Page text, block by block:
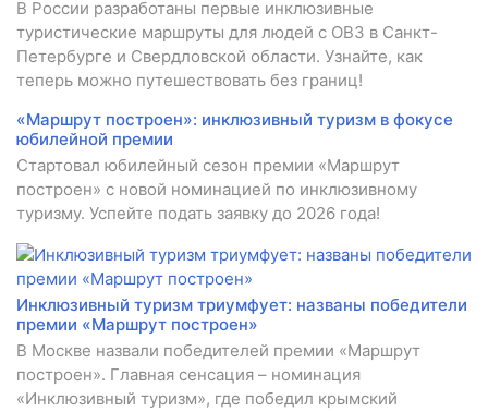
В России разработаны первые инклюзивные
туристические маршруты для людей с ОВЗ в Санкт-
Петербурге и Свердловской области. Узнайте, как
теперь можно путешествовать без границ!
«Маршрут построен»: инклюзивный туризм в фокусе
юбилейной премии
Стартовал юбилейный сезон премии «Маршрут
построен» с новой номинацией по инклюзивному
туризму. Успейте подать заявку до 2026 года!
Инклюзивный туризм триумфует: названы победители
премии «Маршрут построен»
В Москве назвали победителей премии «Маршрут
построен». Главная сенсация – номинация
«Инклюзивный туризм», где победил крымский